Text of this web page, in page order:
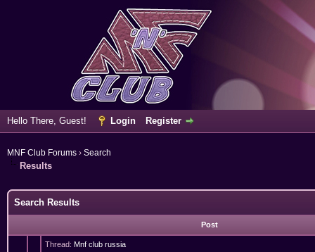
Hello There, Guest! Login Register
MNF Club Forums › Search
Results
Search Results
Post
Thread: Mnf club russia